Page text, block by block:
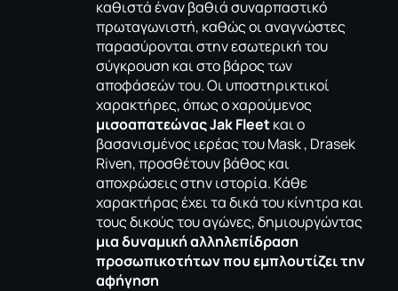
καθιστά έναν βαθιά συναρπαστικό
πρωταγωνιστή, καθώς οι αναγνώστες
παρασύρονται στην εσωτερική του
σύγκρουση και στο βάρος των
αποφάσεών του. Οι υποστηρικτικοί
χαρακτήρες, όπως ο χαρούμενος
μισοαπατεώνας Jak Fleetκαι ο
βασανισμένος ιερέας του Mask , Drasek
Riven, προσθέτουν βάθος και
αποχρώσεις στην ιστορία. Κάθε
χαρακτήρας έχει τα δικά του κίνητρα και
τους δικούς του αγώνες, δημιουργώντας
μια δυναμική αλληλεπίδραση
προσωπικοτήτων που εμπλουτίζει την
αφήγηση